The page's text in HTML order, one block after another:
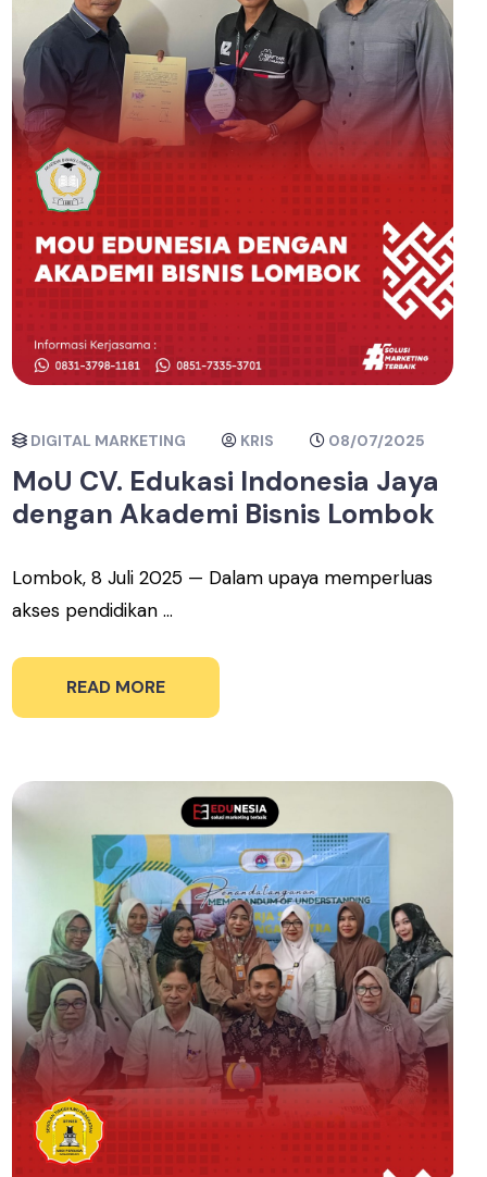
DIGITAL MARKETING KRIS 08/07/2025
MoU CV. Edukasi Indonesia Jaya
dengan Akademi Bisnis Lombok
Lombok, 8 Juli 2025 — Dalam upaya memperluas
akses pendidikan ...
READ MORE